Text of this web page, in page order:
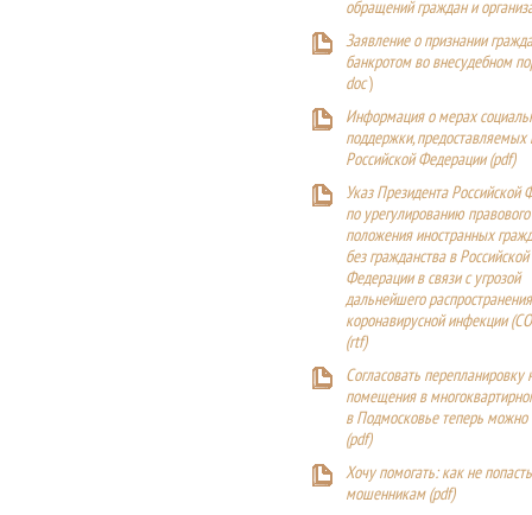
обращений граждан и
Заявление о признании
банкротом во внесудебном
doc)
Информация о мерах
поддержки,
Российской Федерации (pdf)
Указ Президента Российской
по урегулированию правового
положения иностранных
без гражданства в Российской
Федерации в связи с угрозой
дальнейшего
коронавирусной инфекции
(rtf)
Согласовать перепланировку
помещения в
в Подмосковье теперь можно
(pdf)
Хочу помогать: как не
мошенникам (pdf)